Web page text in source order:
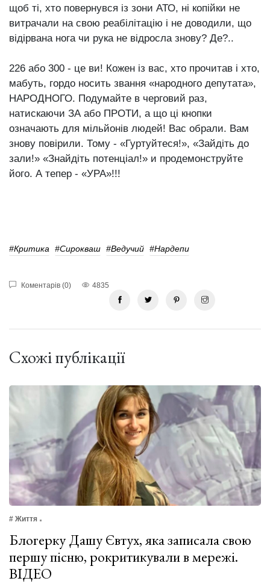
щоб ті, хто повернувся із зони АТО, ні копійки не
витрачали на свою реабілітацію і не доводили, що
відірвана нога чи рука не відросла знову? Де?..
226 або 300 - це ви! Кожен із вас, хто прочитав і хто,
мабуть, гордо носить звання «народного депутата»,
НАРОДНОГО. Подумайте в черговий раз,
натискаючи ЗА або ПРОТИ, а що ці кнопки
означають для мільйонів людей! Вас обрали. Вам
знову повірили. Тому - «Гуртуйтеся!», «Зайдіть до
зали!» «Знайдіть потенціал!» и продемонструйте
його. А тепер - «УРА»!!!
#критика #Сирокваш #ведучий #нардепи
Коментарів (0) 4835
Схожі публікації
# Життя
Блогерку Дашу Євтух, яка записала свою
першу пісню, рокритикували в мережі.
ВІДЕО